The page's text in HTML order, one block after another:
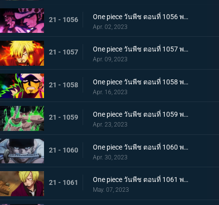
21 - 1056 One piece วันพีช ตอนที่ 1056 พากย์ไทย การโต้กลับ! ท่าผสานของคิดกับลอว์โต้กลับ
Apr. 02, 2023
21 - 1057 One piece วันพีช ตอนที่ 1057 พากย์ไทย เพื่อลูฟี่ คำสาบานของซันจิกับโซโร
Apr. 09, 2023
21 - 1058 One piece วันพีช ตอนที่ 1058 พากย์ไทย การจู่โจมของนักบวชเพลิงผลาญ เงื้อมมือปีศาจของโอโรจิที่คืบคลานเข้ามา
Apr. 16, 2023
21 - 1059 One piece วันพีช ตอนที่ 1059 พากย์ไทย โซโลตกที่นั่งลำบาก สัตว์ประหลาดคิงแห่งอัคคีภัย
Apr. 23, 2023
21 - 1060 One piece วันพีช ตอนที่ 1060 พากย์ไทย ความลับของเอ็นมะ ดาบปีศาจที่ฝากไว้กับโซโล
Apr. 30, 2023
21 - 1061 One piece วันพีช ตอนที่ 1061 พากย์ไทย หนึ่งการโจมตีของเทพอสูร ซันจิ ปะทะ ควีน
May. 07, 2023